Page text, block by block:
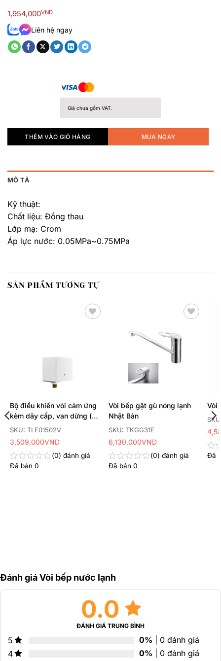
xếp
hạng
0.0
5
sao
1,954,000VND
Liên hệ ngay
Giá chưa gồm VAT.
THÊM VÀO GIỎ HÀNG MUA NGAY
MÔ TẢ
Kỹ thuật:
Chất liệu: Đồng thau
Lớp mạ: Crom
Áp lực nước: 0.05MPa~0.75MPa
SẢN PHẨM TƯƠNG TỰ
SKU: TLE01502V
Bộ điều khiển vòi cảm ứng
kèm dây cấp, van dừng (
dùng điện )
Được
0
đánh giá
Đã bán 0
3,509,000VND
SKU: TKGG31E
Vòi bếp gật gù nóng lạnh
Nhật Bản
Được
0
đánh giá
Đã bán 0
6,130,000VND
Vòi
Đã
Đánh giá Vòi bếp nước lạnh
0.0
ĐÁNH GIÁ TRUNG BÌNH
5 0% | 0 đánh giá
4
0% | 0 đánh giá